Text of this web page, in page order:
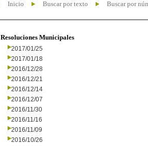
Inicio Buscar por texto Buscar por
Resoluciones Municipales
2017/01/25
2017/01/18
2016/12/28
2016/12/21
2016/12/14
2016/12/07
2016/11/30
2016/11/16
2016/11/09
2016/10/26